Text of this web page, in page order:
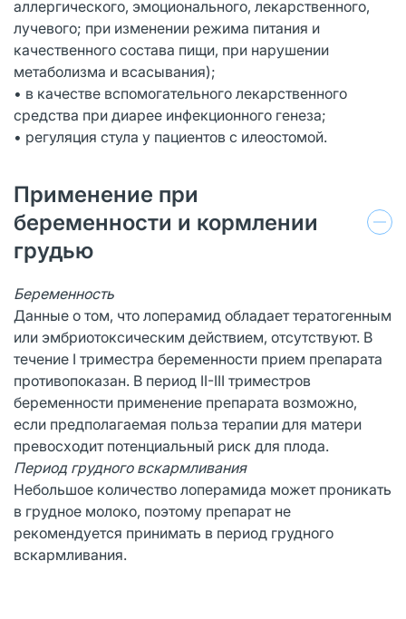
аллергического, эмоционального, лекарственного,
лучевого; при изменении режима питания и
качественного состава пищи, при нарушении
метаболизма и всасывания);
• в качестве вспомогательного лекарственного
средства при диарее инфекционного генеза;
• регуляция стула у пациентов с илеостомой.
Применение при
беременности и кормлении
грудью
Беременность
Данные о том, что лоперамид обладает тератогенным
или эмбриотоксическим действием, отсутствуют. В
течение I триместра беременности прием препарата
противопоказан. В период II-III триместров
беременности применение препарата возможно,
если предполагаемая польза терапии для матери
превосходит потенциальный риск для плода.
Период грудного вскармливания
Небольшое количество лоперамида может проникать
в грудное молоко, поэтому препарат не
рекомендуется принимать в период грудного
вскармливания.